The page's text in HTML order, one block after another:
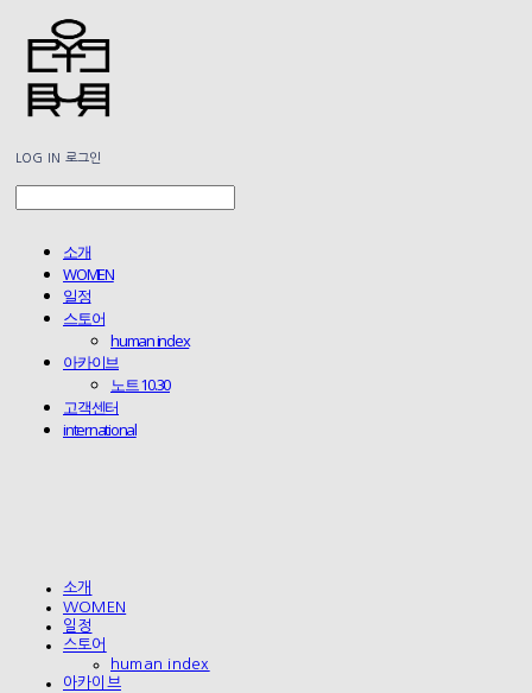
LOG IN 로그인
소개
WOMEN
일정
스토어
human index
아카이브
노트 10.30
고객센터
international
소개
WOMEN
일정
스토어
human index
아카이브